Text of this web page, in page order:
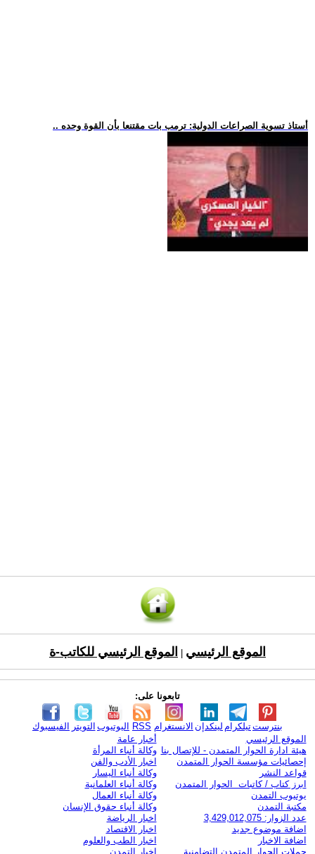
.. أستاذ تسوية الصراعات الدولية: ترمب بات مقتنعا بأن القوة وحده
الموقع الرئيسي الموقع الرئيسي للكاتب-ة
تابعونا على:
الفيسبوك التويتر اليوتيوب RSS الانستغرام لينكدإن تيلكرامبنترست
الموقع الرئيسي
هيئة ادارة الحوار المتمدن - للإتصال بنا
إحصائيات مؤسسة الحوار المتمدن
قواعد النشر
ابرز كتاب / كاتبات الحوار المتمدن
يوتيوب التمدن
مكتبة التمدن
عدد الزوار: 3,429,012,075
اضافة موضوع جديد
اضافة الاخبار
حملات الحوار المتمدن التضامنية
أخبار عامة
وكالة أنباء المرأة
اخبار الأدب والفن
وكالة أنباء اليسار
وكالة أنباء العلمانية
وكالة أنباء العمال
وكالة أنباء حقوق الإنسان
اخبار الرياضة
اخبار الاقتصاد
اخبار الطب والعلوم
اخبار التمدن